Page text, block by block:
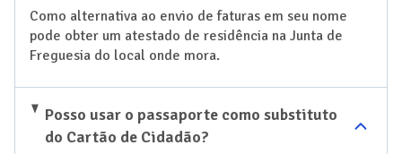
Como alternativa ao envio de faturas em seu nome
pode obter um atestado de residência na Junta de
Freguesia do local onde mora.
Posso usar o passaporte como substituto
do Cartão de Cidadão?